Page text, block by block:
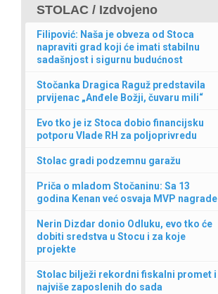
STOLAC / Izdvojeno
Filipović: Naša je obveza od Stoca
napraviti grad koji će imati stabilnu
sadašnjost i sigurnu budućnost
Stočanka Dragica Raguž predstavila
prvijenac „Anđele Božji, čuvaru mili“
Evo tko je iz Stoca dobio financijsku
potporu Vlade RH za poljoprivredu
Stolac gradi podzemnu garažu
Priča o mladom Stočaninu: Sa 13
godina Kenan već osvaja MVP nagrade
Nerin Dizdar donio Odluku, evo tko će
dobiti sredstva u Stocu i za koje
projekte
Stolac bilježi rekordni fiskalni promet i
najviše zaposlenih do sada